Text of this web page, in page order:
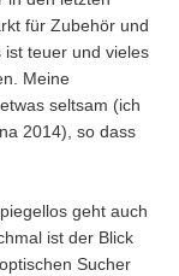
für Zubehör und
teuer und vieles
Meine
seltsam (ich
2014), so dass
geht auch
ist der Blick
Sucher